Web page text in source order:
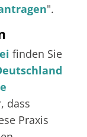
".
finden Sie
dass
Praxis